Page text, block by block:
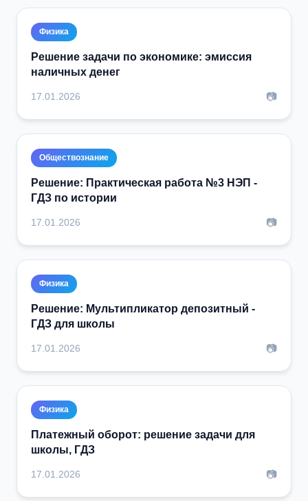
Физика
Решение задачи по экономике: эмиссия
наличных денег
17.01.2026 📷
Обществознание
Решение: Практическая работа №3 НЭП -
ГДЗ по истории
17.01.2026 📷
Физика
Решение: Мультипликатор депозитный -
ГДЗ для школы
17.01.2026 📷
Физика
Платежный оборот: решение задачи для
школы, ГДЗ
17.01.2026 📷